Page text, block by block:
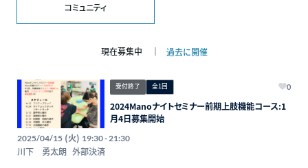
コミュニティ
現在募集中 過去に開催
受付終了 全1回 0
2024Manoナイトセミナー前期上肢機能コース:1
月4日募集開始
2025/04/15 (火) 19:30 - 21:30
川下 勇太朗 外部決済